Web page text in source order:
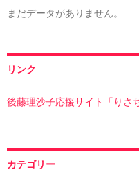
まだデータがありません。
リンク
後藤理沙子応援サイト「りさ
カテゴリー